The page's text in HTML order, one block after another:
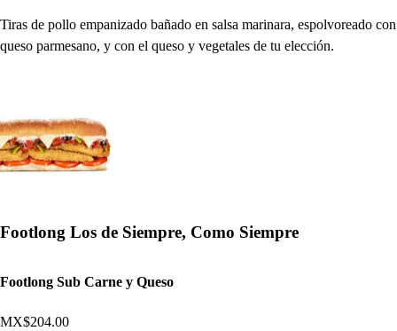
Tiras de pollo empanizado bañado en salsa marinara, espolvoreado con
queso parmesano, y con el queso y vegetales de tu elección.
Footlong Los de Siempre, Como Siempre
Footlong Sub Carne y Queso
MX$204.00